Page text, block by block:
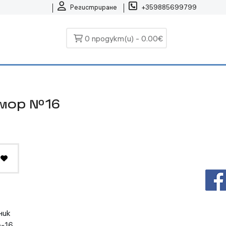
Регистриране +359885699799
0 продукт(и) - 0.00€
№16